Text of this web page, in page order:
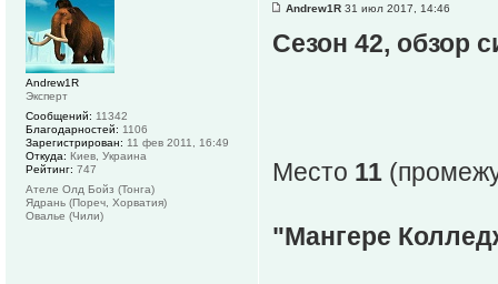
Andrew1R 31 июл 2017, 14:46
Сезон 42, обзор
Место 11
"Мангере
Andrew1R
Эксперт
Сообщений: 11342
Благодарностей: 1106
Зарегистрирован: 11 фев 2011, 16:49
Откуда: Киев, Украина
Рейтинг: 747
Ателе Олд Бойз (Тонга)
Ядрань (Пореч, Хорватия)
Овалье (Чили)